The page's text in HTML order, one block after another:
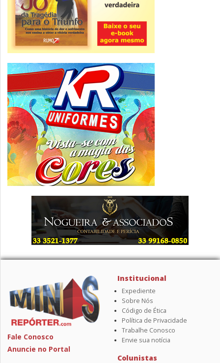
ver todas »
Fale Conosco
Anuncie no Portal
Institucional
Expediente
Sobre Nós
Código de Ética
Política de Privacidade
Trabalhe Conosco
Envie sua notícia
Colunistas